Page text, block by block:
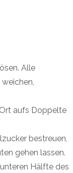
Alle
aufs Doppelte
bestreuen,
gehen lassen.
Hälfte des